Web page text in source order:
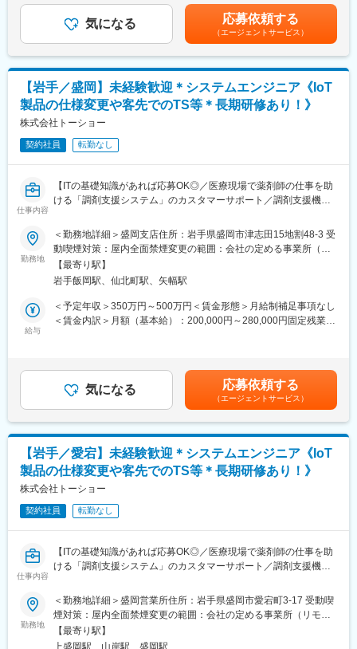
■平均残業時間 月11.9時間
■年休126日相当（126日×8時間＝1,008時間）
■中途入社ならではの悩みを解消し、さくら薬局グループのビジョ
ンや社内規定などをご案内。同期入社の方との繋がりを踏まえ、
『さくら薬局の薬剤師』として、安心してキャリアをスタートい
ただくための研修です。
■【生涯学習講座】【薬局薬剤師総論】【疾患別ベーシック講座】
【疾患別アドバンス講座】等、薬局薬剤師・かかりつけ薬剤師に
必要な知識を習得することができます。
24時間稼働するラボのため夜勤が発生しますが、月6～13万円ほ
どの各勤務手当が支給されます。
◎将来的にはリーダーやラボ長としてのキャリアパスも！
・放射性医薬品の製造
・放射性医薬品の無菌試験、定量試験などの多種にわたる品質試
験
・放射性医薬品の製造から出荷までの管理
・新製剤、新技術の導入／改善／改良
※独り立ちするまで先輩がOJT形式・マンツーマンで丁寧にフォロ
ーします。
■当社について
SPECT・PETと呼ばれる核医学検査が主な事業分野です。これは
という技術であり、医療課題の克服に幅広く力を発揮できる可能
性があります。
特にPET検査はがん診療になくてはならないツールとなりました
が、当社は2005年に国内初のPET検査用放射性医薬品の承認を取
■勤務時間帯について
入社から3年目までは1:30～、8:00～、 8:45～シフト
～12:00・3:00～11:30・8:00～16:30・5:30～14:00・13:00～
21:30・8:30～17:00・8:45～17:15
▼補足事項
・経験に応じて入社から3年目まではシフトが1パターン追加とな
る可能性あり
・入社タイミングによりシフト時間帯が若干変更となる場合あり
変更の範囲：会社の定める業務
績のターゲット100％達成の場合支給■昇給：年1回
気になる 応募依頼する
（エージェントサービス）
【岩手／盛岡】未経験歓迎＊システムエンジニア《IoT
製品の仕様変更や客先でのTS等＊長期研修あり！》
株式会社トーショー
契約社員 転勤なし
仕事内容
【ITの基礎知識があれば応募OK◎／医療現場で薬剤師の仕事を助
ける「調剤支援システム」のカスタマーサポート／調剤支援機
【はじめに】
当ポジションは自社販売している大型IoT製品や薬剤システムの運
用～保守を担うシステムエンジニア職となっております。未経験
からチャレンジできる事に加えて、メーカー直雇用という貴重な
求人となっております。IT領域へキャリアチェンジされたい方歓
迎しております！
るため、社内でのデスクワークが6割、お客様先での業務が4割ほ
どとなります。また、外部のITベンダーとの打ち合わせ等もある
ため、関係者が多いのも当職種の特徴の一つとなります。
ます。
【ポジションの魅力】
・長期間の研修を用意しているため職種未経験＆技術的な知識が
全く無い方でも立ち上りが可能となっております。
・業界トップクラスの調剤システムやIoT製品を扱っており、業務
を通して最新の技術に触れることが可能です。
・正社員登用は前提の採用です。就業態度に問題がなければ原則
登用となり、業界トップクラスシェアを誇る優良企業の正社員と
して安定就業が可能です。（登用率98%、試験ノルマなし）
【同社の魅力】
◆医療業界に貢献：
最新のIoT技術に注力しており、これまで人の手でアナログに行わ
れていた薬剤管理を、全自動で管理、調整、計測、分包まで対応
勤務地
＜勤務地詳細＞盛岡支店住所：岩手県盛岡市津志田15地割48-3 受
動喫煙対策：屋内全面禁煙変更の範囲：会社の定める事業所（リ
モートワーク含む）
【最寄り駅】
岩手飯岡駅、仙北町駅、矢幅駅
給与
＜予定年収＞350万円～500万円＜賃金形態＞月給制補足事項なし
＜賃金内訳＞月額（基本給）：200,000円～280,000円固定残業手
＞※給与詳細は、年齢・スキルを考慮し決定します。■昇給：年1
回■賞与：年2回賃金はあくまでも目安の金額であり、選考を通じ
て上下する可能性があります。月給(月額)は固定手当を含めた表記
です。
気になる 応募依頼する
（エージェントサービス）
【岩手／愛宕】未経験歓迎＊システムエンジニア《IoT
製品の仕様変更や客先でのTS等＊長期研修あり！》
株式会社トーショー
契約社員 転勤なし
仕事内容
【ITの基礎知識があれば応募OK◎／医療現場で薬剤師の仕事を助
ける「調剤支援システム」のカスタマーサポート／調剤支援機
【はじめに】
当ポジションは自社販売している大型IoT製品や薬剤システムの運
用～保守を担うシステムエンジニア職となっております。未経験
勤務地
＜勤務地詳細＞盛岡営業所住所：岩手県盛岡市愛宕町3-17 受動喫
煙対策：屋内全面禁煙変更の範囲：会社の定める事業所（リモー
トワーク含む）
【最寄り駅】
上盛岡駅、山岸駅、盛岡駅